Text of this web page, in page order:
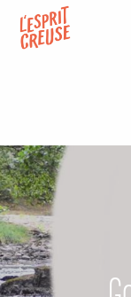
contenu